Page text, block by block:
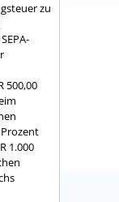
zu
500,00
1.000